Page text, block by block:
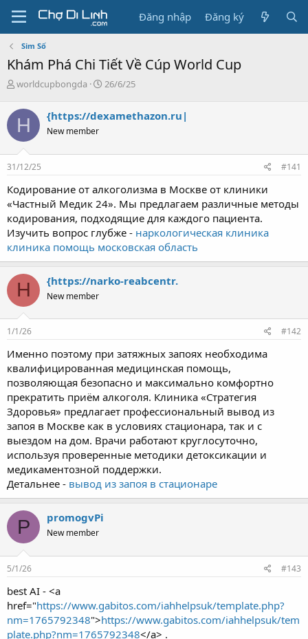
Đăng nhập Đăng ký
Sim Số
Khám Phá Chi Tiết Về Cúp World Cup
T
r
e
a
d
s
t
r
t
e
r
worldcupbongda
N
y
i
26/6/25
H {https://dexamethazon.ru|
New member
31/12/25 #141
Кодирование от алкоголизма в Москве от клиники
«Частный Медик 24». Мы предлагаем различные методы
кодирования, подходящие для каждого пациента.
Изучить вопрос глубже - наркологическая клиника
клиника помощь московская область
H {https://narko-reabcentr.
New member
1/1/26 #142
Именно поэтому при затяжных запоях необходима
квалифицированная медицинская помощь,
позволяющая безопасно и максимально комфортно
прекратить приём алкоголя. Клиника «Стратегия
Здоровья» предлагает профессиональный вывод из
запоя в Москве как в условиях стационара, так и с
выездом на дом. Врачи работают круглосуточно,
используя проверенные методики детоксикации и
медикаментозной поддержки.
Детальнее - вывод из запоя в стационаре
P promogvPi
New member
5/1/26 #143
best AI - <a
href="https://www.gabitos.com/iahhelpsuk/template.php?
nm=1765792348">https://www.gabitos.com/iahhelpsuk/tem
plate.php?nm=1765792348</a> .